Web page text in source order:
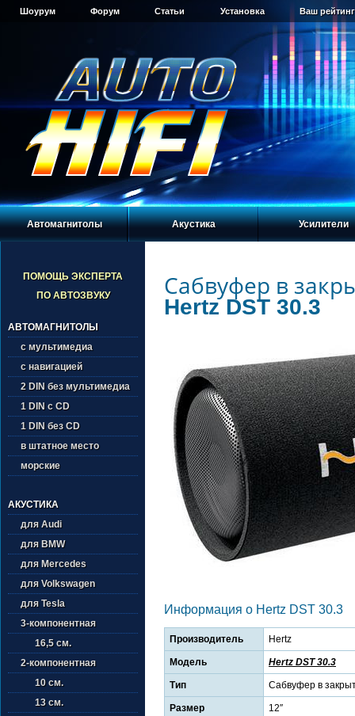
Шоурум Форум Статьи Установка Ваш
Автомагнитолы Акустика Усилители
ПОМОЩЬ ЭКСПЕРТА
ПО АВТОЗВУКУ
АВТОМАГНИТОЛЫ
с мультимедиа
с навигацией
2 DIN без мультимедиа
1 DIN с CD
1 DIN без CD
в штатное место
морские
АКУСТИКА
для Audi
для BMW
для Mercedes
для Volkswagen
для Tesla
3-компонентная
16,5 см.
2-компонентная
10 см.
13 см.
Сабвуфер в
Hertz DST 30.3
Информация о Hertz DST 30.3
Производитель Hertz
Модель Hertz DST 30.3
Тип Сабвуфер в
Размер 12″